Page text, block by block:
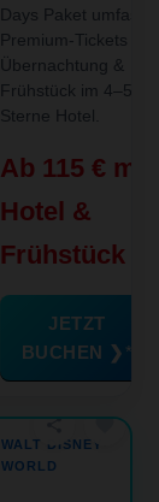
Days Paket umfasst
Premium-Tickets +
Übernachtung &
Frühstück im 4–5-
Sterne Hotel.
Ab 115 € mit
Hotel &
Frühstück
JETZT
BUCHEN ❯
WALT DISNEY
WORLD
favorite
share